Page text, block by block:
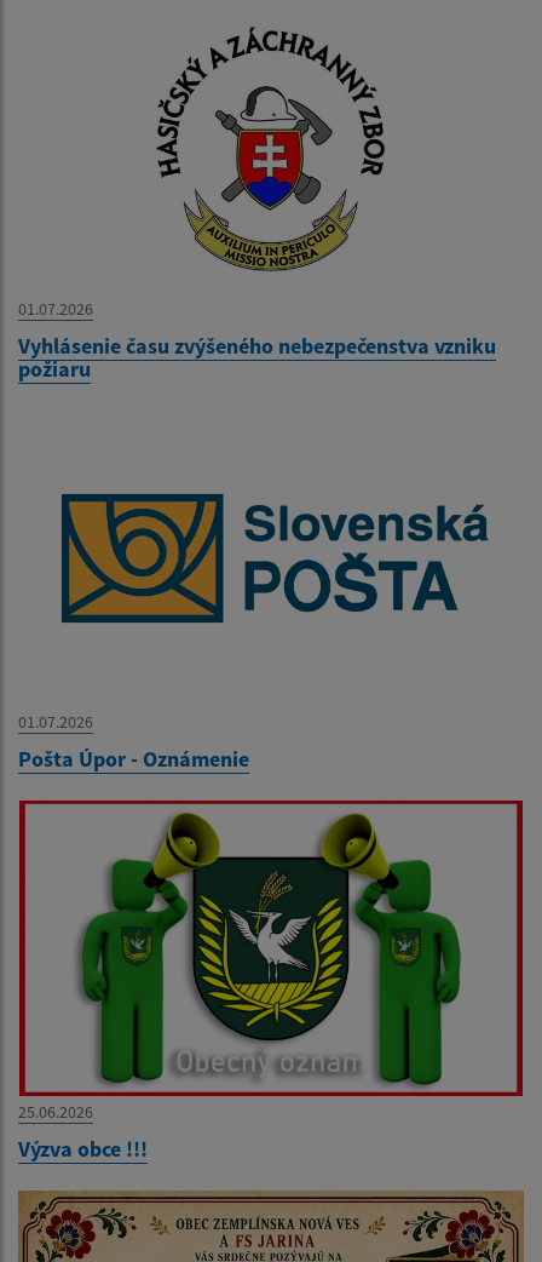
01.07.2026
Vyhlásenie času zvýšeného nebezpečenstva vzniku
požiaru
01.07.2026
Pošta Úpor - Oznámenie
25.06.2026
Výzva obce !!!